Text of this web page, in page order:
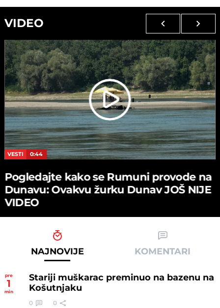
VIDEO
VESTI 0:44
Pogledajte kako se Rumuni provode na
Dunavu: Ovakvu žurku Dunav JOŠ NIJE
VIDEO
NAJNOVIJE KOMENTARI
pre
1
min
Stariji muškarac preminuo na bazenu na
Košutnjaku
0 0